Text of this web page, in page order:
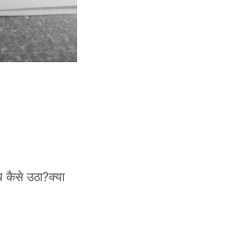
कैसे उठा?क्या